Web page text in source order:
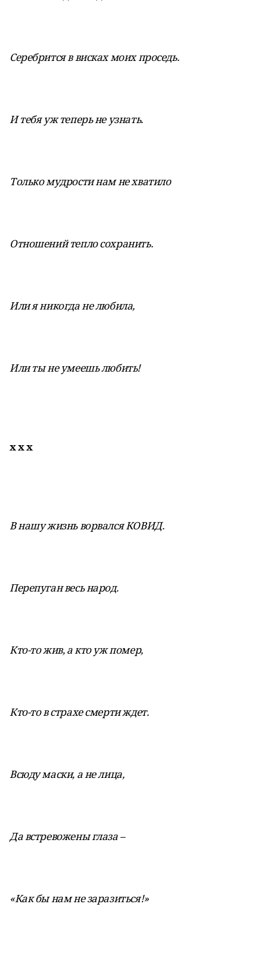
Серебрится в висках моих проседь.
И тебя уж теперь не узнать.
Только мудрости нам не хватило
Отношений тепло сохранить.
Или я никогда не любила,
Или ты не умеешь любить!
х х х
В нашу жизнь ворвался КОВИД.
Перепуган весь народ.
Кто-то жив, а кто уж помер,
Кто-то в страхе смерти ждет.
Всюду маски, а не лица,
Да встревожены глаза –
«Как бы нам не заразиться!»